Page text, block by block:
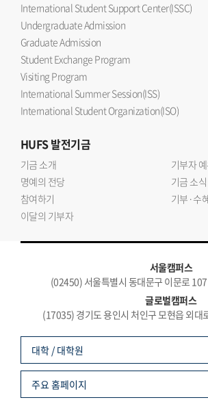
International Student Support Center(ISSC)
Undergraduate Admission
Graduate Admission
Student Exchange Program
Visiting Program
International Summer Session(ISS)
International Student Organization(ISO)
HUFS발전기금
기금 소개
기부자
명예의 전당
기금 소식
참여하기
기부·수
이달의 기부자
서울캠퍼스
(02450) 서울특별시 동대문구 이문로
글로벌캠퍼스
(17035) 경기도 용인시 처인구 모현읍 외
대학 / 대학원
주요 홈페이지